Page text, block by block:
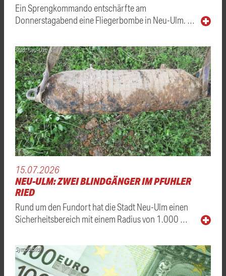
Ein Sprengkommando entschärfte am
Donnerstagabend eine Fliegerbombe in Neu-Ulm. …
Stadt Neu-Ulm
15.07.2026
NEU-ULM: ZWEI BLINDGÄNGER IM PFUHLER
RIED
Rund um den Fundort hat die Stadt Neu-Ulm einen
Sicherheitsbereich mit einem Radius von 1.000 …
Symbolbild